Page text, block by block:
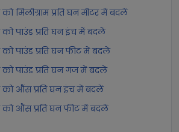
को मिलीग्राम प्रति घन मीटर में बदलें
को पाउंड प्रति घन इंच में बदलें
को पाउंड प्रति घन फीट में बदलें
को पाउंड प्रति घन गज में बदलें
को औंस प्रति घन इंच में बदलें
को औंस प्रति घन फीट में बदलें